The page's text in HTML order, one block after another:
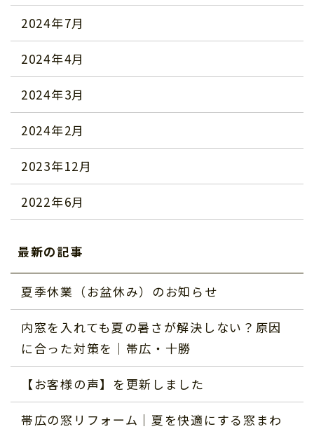
2024年7月
2024年4月
2024年3月
2024年2月
2023年12月
2022年6月
最新の記事
夏季休業（お盆休み）のお知らせ
内窓を入れても夏の暑さが解決しない？原因
に合った対策を｜帯広・十勝
【お客様の声】を更新しました
帯広の窓リフォーム｜夏を快適にする窓まわ